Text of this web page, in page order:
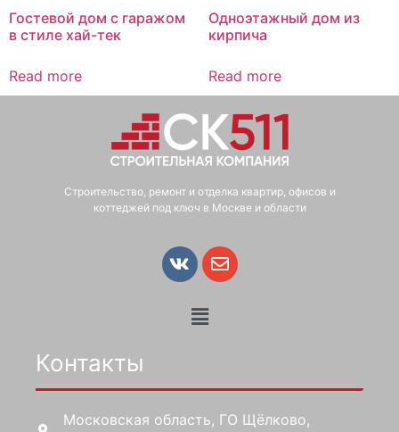
Гостевой дом с гаражом
в стиле хай-тек
Read more
Одноэтажный дом из
кирпича
Read more
Строительство, ремонт и отделка квартир, офисов и
коттеджей под ключ в Москве и области
Контакты
Московская область, ГО Щёлково,